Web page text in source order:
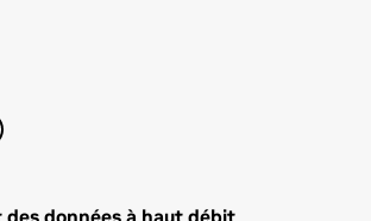
données à haut débit